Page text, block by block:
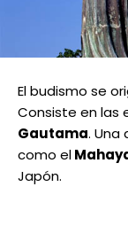
El budismo se
Consiste en las
Gautama. Una
como el
Japón.